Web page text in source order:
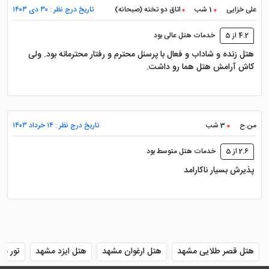
آیند و می خواهند بخشی از مسیر را با مترو طی کنند، بسیار
اقتصادی و سریع است.
امکانات و خدمات عمومی هتل
نگین مصلی مشهد
هتل نگین مصلی به عنوان یک پنج ستاره تازه ساخت، سعی
کرده تمام آنچه از یک هتل استاندارد بین المللی انتظار می
رود را در اختیار مهمانانش بگذارد؛ از مجموعه آبی کامل گرفته
پذیرش ۲۴ ساعته، لابی لوکس، صندوق امانات و اتاق
علی خزایی
1 شب اتاق دو تخته (صبحانه) تاریخ درج نظر : ۳۰ دی ۱۴۰۳
4.2 از 5 خدمات هتل عالی بود
هتل زنده و شاداب و فعال با پرسنل محترم و رفتار محترمانه بود. ولی
کاش آرامش هتل هما رو داشت.
من.ح 3 شب تاریخ درج نظر : ۱۴ خرداد ۱۴۰۳
2.6 از 5 خدمات هتل متوسط بود
پذیرش بسیار ناکارامد
هتل قصر طلایی مشهد هتل ارغوان مشهد هتل ایزد مشهد تور